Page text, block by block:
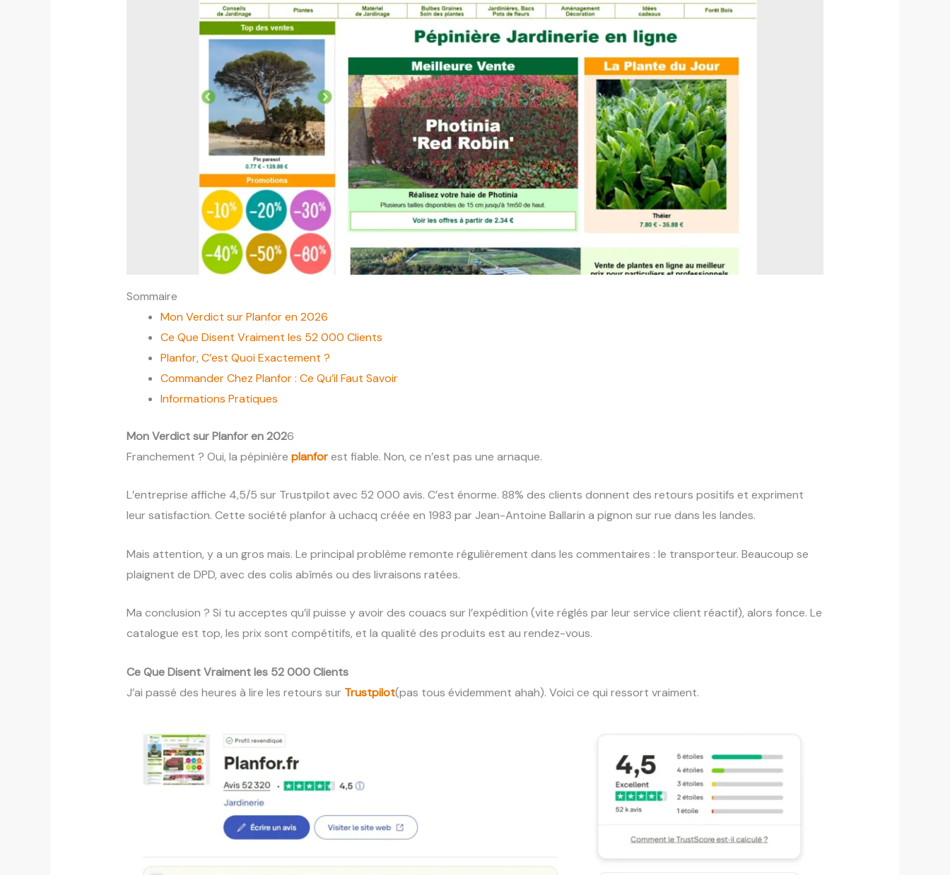
Sommaire
Mon Verdict sur Planfor en 2026
Ce Que Disent Vraiment les 52 000 Clients
Planfor, C’est Quoi Exactement ?
Commander Chez Planfor : Ce Qu’il Faut Savoir
Informations Pratiques
Mon Verdict sur Planfor en 2026
Franchement ? Oui, la pépinière planforest fiable. Non, ce n’est pas une arnaque.
L’entreprise affiche 4,5/5 sur Trustpilot avec 52 000 avis. C’est énorme. 88% des clients donnent des retours positifs et expriment
leur satisfaction. Cette société planfor à uchacq créée en 1983 par Jean-Antoine Ballarin a pignon sur rue dans les landes.
Mais attention, y a un gros mais. Le principal problème remonte régulièrement dans les commentaires : le transporteur. Beaucoup se
plaignent de DPD, avec des colis abîmés ou des livraisons ratées.
Ma conclusion ? Si tu acceptes qu’il puisse y avoir des couacs sur l’expédition (vite réglés par leur service client réactif), alors fonce. Le
catalogue est top, les prix sont compétitifs, et la qualité des produits est au rendez-vous.
Ce Que Disent Vraiment les 52 000 Clients
J’ai passé des heures à lire les retours sur Trustpilot(pas tous évidemment ahah). Voici ce qui ressort vraiment.